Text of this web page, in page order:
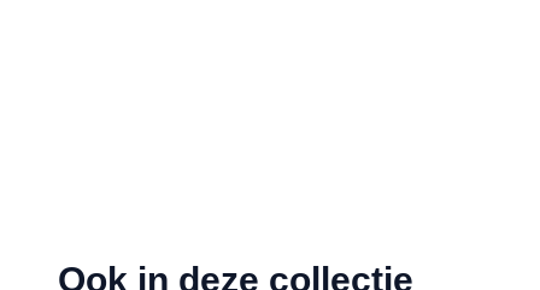
Ook in deze collectie